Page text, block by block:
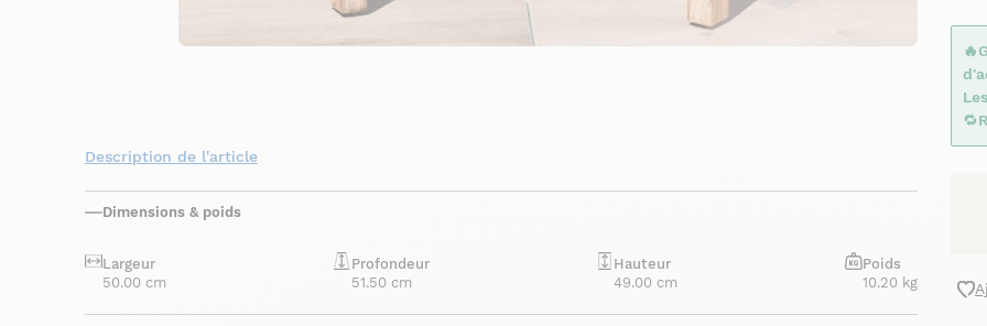
🔁
Description de l'article
Dimensions & poids
Largeur
50.00 cm
Profondeur
51.50 cm
Hauteur
49.00 cm
Poids
10.20 kg